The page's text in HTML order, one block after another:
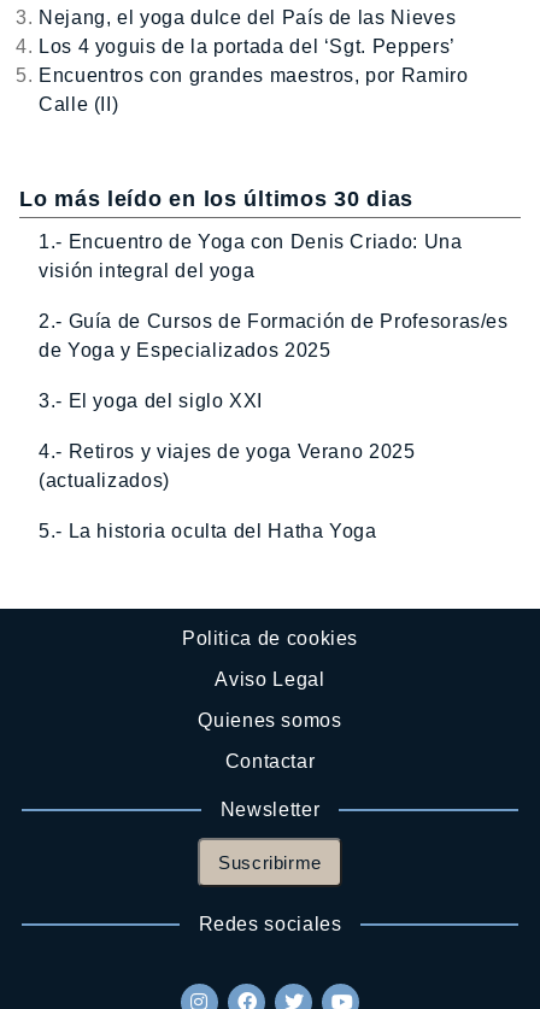
Nejang, el yoga dulce del País de las Nieves
Los 4 yoguis de la portada del ‘Sgt. Peppers’
Encuentros con grandes maestros, por Ramiro
Calle (II)
Lo más leído en los últimos 30 dias
1.- Encuentro de Yoga con Denis Criado: Una
visión integral del yoga
2.- Guía de Cursos de Formación de Profesoras/es
de Yoga y Especializados 2025
3.- El yoga del siglo XXI
4.- Retiros y viajes de yoga Verano 2025
(actualizados)
5.- La historia oculta del Hatha Yoga
Politica de cookies
Aviso Legal
Quienes somos
Contactar
Newsletter
Suscribirme
Redes sociales